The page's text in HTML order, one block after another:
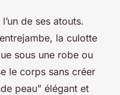
de ses atouts.
la culotte
sous une robe ou
le corps sans créer
peau” élégant et